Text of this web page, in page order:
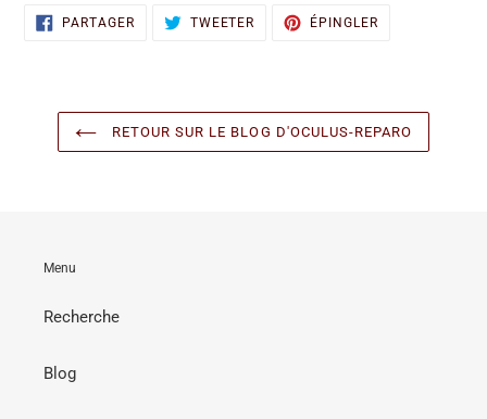
PARTAGERPARTAGER
SUR
TWEETER TWEETERÉPINGLER
RETOUR SUR LE BLOG D'OCULUS-REPARO
Menu
Recherche
Blog